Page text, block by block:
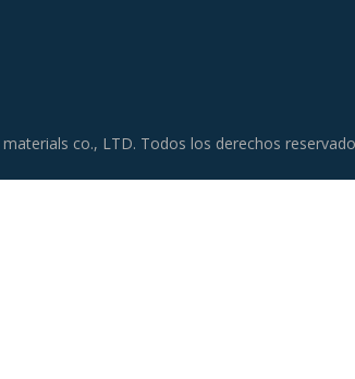
co., LTD. Todos los derechos